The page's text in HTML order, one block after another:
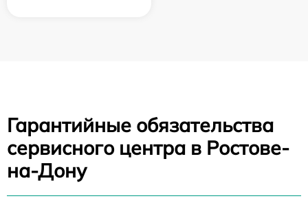
Гарантийные обязательства
сервисного центра в Ростове-
на-Дону